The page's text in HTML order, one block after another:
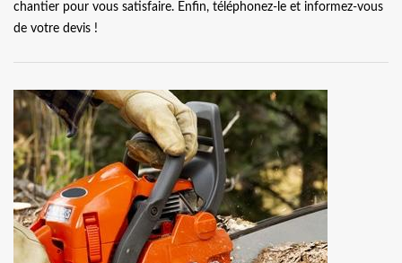
chantier pour vous satisfaire. Enfin, téléphonez-le et informez-vous
de votre devis !